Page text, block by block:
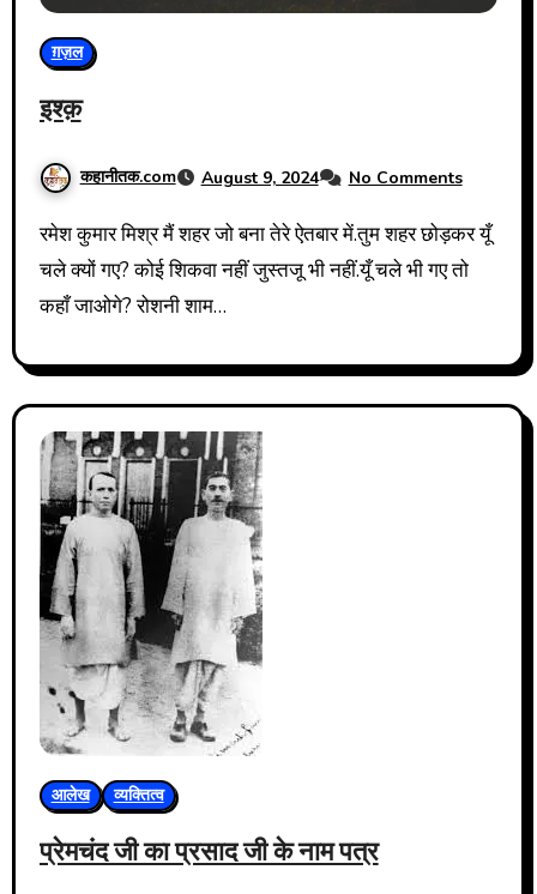
ग़ज़ल
इश्क़
कहानीतक.com August 9, 2024 No Comments
रमेश कुमार मिश्र मैं शहर जो बना तेरे ऐतबार में.तुम शहर छोड़कर यूँ
चले क्यों गए? कोई शिकवा नहीं जुस्तजू भी नहीं.यूँ चले भी गए तो
कहाँ जाओगे? रोशनी शाम…
आलेख व्यक्तित्व
प्रेमचंद जी का प्रसाद जी के नाम पत्र